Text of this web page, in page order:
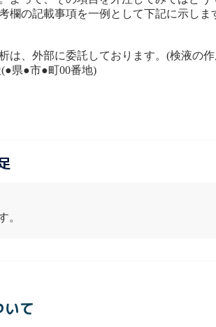
欄の記載事項を一例として下記に示しま
は、外部に委託しております。(検液の
県●市●町00番地)
。
て